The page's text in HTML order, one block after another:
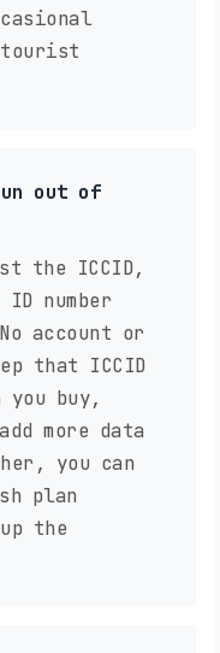
tourist
out of
the ICCID,
number
account or
that ICCID
you buy,
more data
you can
plan
the